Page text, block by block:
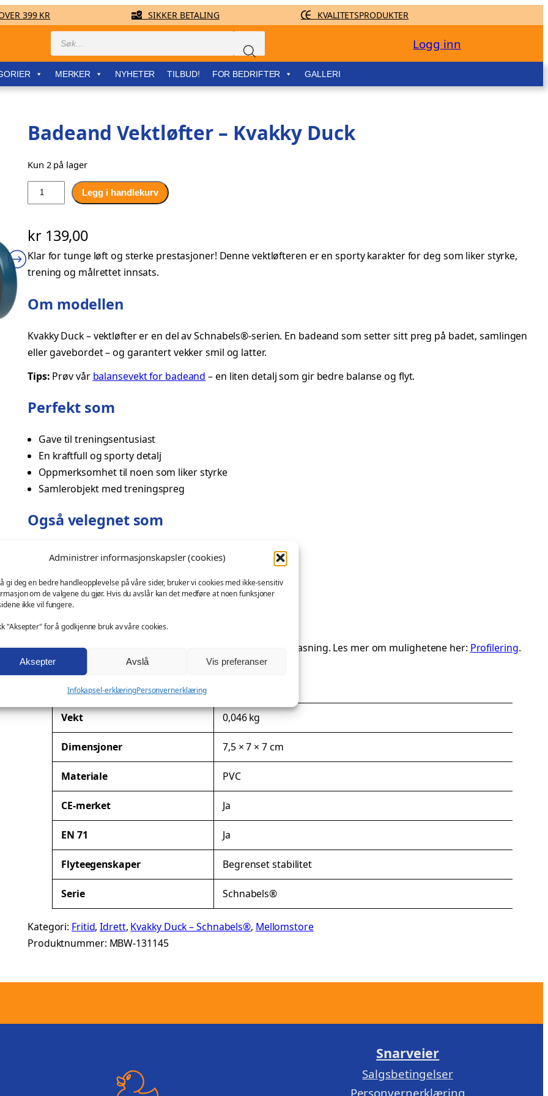
Administrer informasjonskapsler (cookies)
gi deg en bedre handleopplevelse på våre sider, bruker vi cookies med ikke-sensitiv
om de valgene du gjør. Hvis du avslår kan det medføre at noen funksjoner
ikke vil fungere.
"Aksepter" for å godkjenne bruk av våre cookies.
Aksepter Avslå Vis preferanser
Infokapsel-erklæringPersonvernerklæring
399 KR SIKKER BETALING KVALITETSPRODUKTER
Products
search Logg inn
MERKER NYHETER TILBUD! FOR BEDRIFTER GALLERI
Badeand Vektløfter – Kvakky Duck
Kun 2 på lager
a
e
a
n
V
k
t
l
f
e
r
–
K
a
D
u
k
a
n
l
Legg i handlekurv
kr139,00
Klar for tunge løft og sterke prestasjoner! Denne vektløfteren er en sporty karakter for deg som liker styrke,
trening og målrettet innsats.
Om modellen
Kvakky Duck – vektløfter er en del av Schnabels®-serien. En badeand som setter sitt preg på badet, samlingen
eller gavebordet – og garantert vekker smil og latter.
Tips: Prøv vår balansevekt for badeand – en liten detalj som gir bedre balanse og flyt.
Perfekt som
Gave til treningsentusiast
En kraftfull og sporty detalj
Oppmerksomhet til noen som liker styrke
Samlerobjekt med treningspreg
Også velegnet som
profilprodukt for klubber, turneringer og arrangementer
kundegave – med eller uten logo
Denne modellen kan leveres med firmalogo eller spesialtilpasning. Les mer om mulighetene her: Profilering.
Tilleggsinformasjon
A
t
t
r
i
b
t
t
e
r
V
e
i
Vekt 0,046 kg
Dimensjoner 7,5 × 7 × 7 cm
Materiale PVC
CE-merket Ja
EN 71 Ja
Flyteegenskaper Begrenset stabilitet
Serie Schnabels®
Kategori: Fritid, Idrett, Kvakky Duck – Schnabels®, Mellomstore
Produktnummer: MBW-131145
Snarveier
Salgsbetingelser
Personvernerklæring